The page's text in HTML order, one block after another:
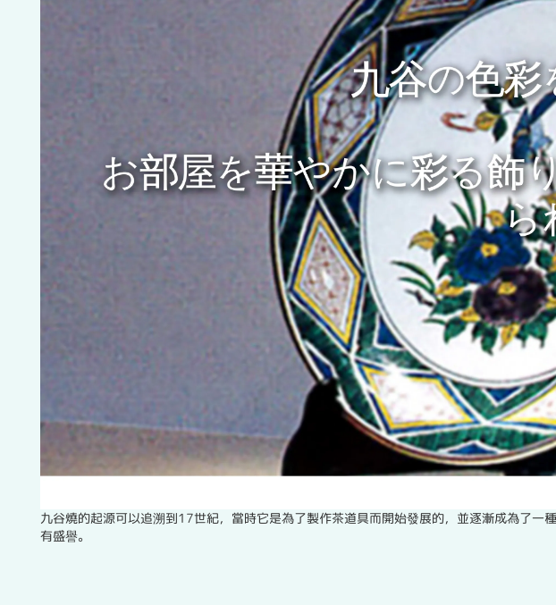
九谷燒的起源可以追溯到17世紀，當時它是為了製作茶道具而開始發展的，並逐漸成為了
有盛譽。